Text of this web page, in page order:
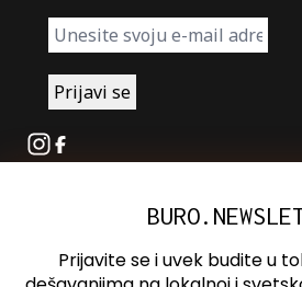
Instagram
Facebook
Oglašavanje
Kontakt
Prijavite se i uvek budite u